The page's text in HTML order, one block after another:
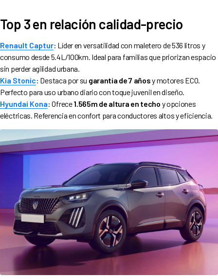
Top 3 en relación calidad-precio
Renault Captur: Líder en versatilidad con maletero de 536 litros y
consumo desde 5.4L/100km. Ideal para familias que priorizan espacio
sin perder agilidad urbana.
Kia Stonic: Destaca por su garantía de 7 añosy motores ECO.
Perfecto para uso urbano diario con toque juvenil en diseño.
Hyundai Kona: Ofrece1.565m de altura en techo y opciones
eléctricas. Referencia en confort para conductores altos y eficiencia.